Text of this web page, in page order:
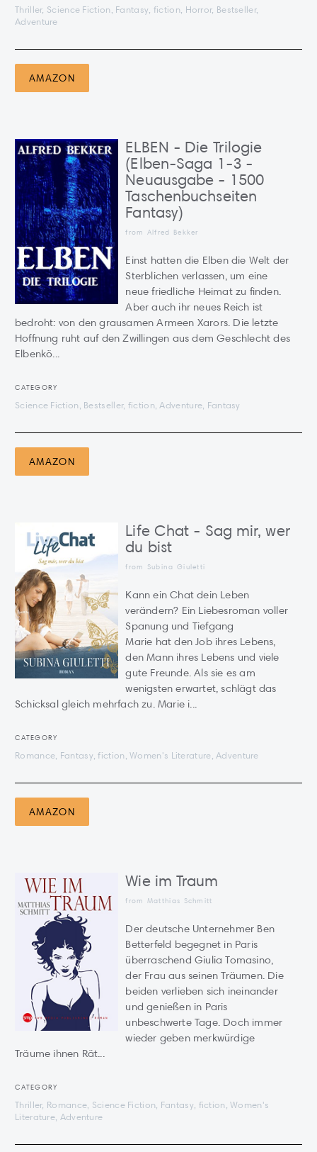
Thriller, Science Fiction, Fantasy, fiction, Horror, Bestseller,
Adventure
AMAZON
ELBEN - Die Trilogie
(Elben-Saga 1-3 -
Neuausgabe - 1500
Taschenbuchseiten
Fantasy)
from Alfred Bekker
Einst hatten die Elben die Welt der
Sterblichen verlassen, um eine
neue friedliche Heimat zu finden.
Aber auch ihr neues Reich ist
bedroht: von den grausamen Armeen Xarors. Die letzte
Hoffnung ruht auf den Zwillingen aus dem Geschlecht des
Elbenkö...
CATEGORY
Science Fiction, Bestseller, fiction, Adventure, Fantasy
AMAZON
Life Chat - Sag mir, wer
du bist
from Subina Giuletti
Kann ein Chat dein Leben
verändern? Ein Liebesroman voller
Spanung und Tiefgang
Marie hat den Job ihres Lebens,
den Mann ihres Lebens und viele
gute Freunde. Als sie es am
wenigsten erwartet, schlägt das
Schicksal gleich mehrfach zu. Marie i...
CATEGORY
Romance, Fantasy, fiction, Women's Literature, Adventure
AMAZON
Wie im Traum
from Matthias Schmitt
Der deutsche Unternehmer Ben
Betterfeld begegnet in Paris
überraschend Giulia Tomasino,
der Frau aus seinen Träumen. Die
beiden verlieben sich ineinander
und genießen in Paris
unbeschwerte Tage. Doch immer
wieder geben merkwürdige
Träume ihnen Rät...
CATEGORY
Thriller, Romance, Science Fiction, Fantasy, fiction, Women's
Literature, Adventure